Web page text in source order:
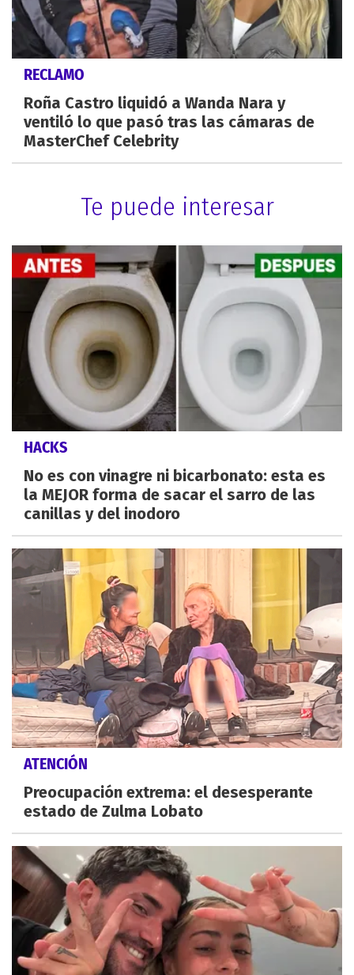
RECLAMO
Roña Castro liquidó a Wanda Nara y
ventiló lo que pasó tras las cámaras de
MasterChef Celebrity
Te puede interesar
HACKS
No es con vinagre ni bicarbonato: esta es
la MEJOR forma de sacar el sarro de las
canillas y del inodoro
ATENCIÓN
Preocupación extrema: el desesperante
estado de Zulma Lobato